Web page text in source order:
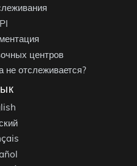
центров
отслеживается?